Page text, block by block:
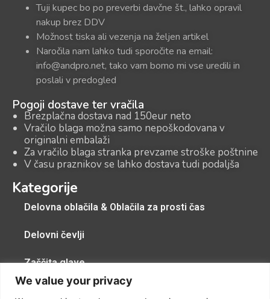
We value your privacy
Tuji kupec bo po preverbi davčne št., lahko opravil
nakup brez DDV
Možnost tiska ali vezenja na željen artikel
Naročila nam lahko tudi sporočite na email:
info@andpro.net, tako vam bomo mi vse uredili in
poslali v predogled
Pogoji dostave ter vračila
Brezplačna dostava nad 150eur neto
Vračilo blaga možna samo nepoškodovana v
originalni embalaži
Za vračilo blaga stranka prevzame stroške poštnine
V času praznikov se lahko dostava tudi podaljša
Kategorije
Delovna oblačila & Oblačila za prosti čas
Delovni čevlji
Zaščita glave
Zaščitna pregrinjala, zaščitne kape, zaščita dihal